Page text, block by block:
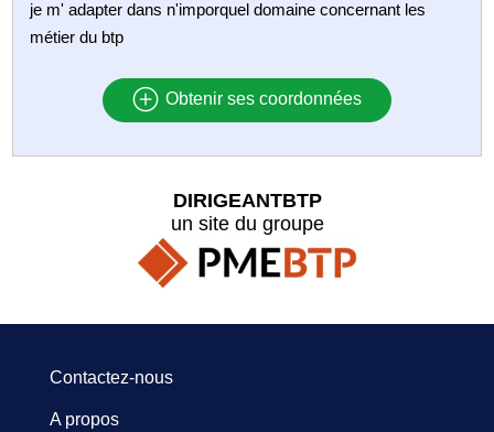
je m' adapter dans n'imporquel domaine concernant les
métier du btp
Obtenir ses coordonnées
DIRIGEANTBTP
un site du groupe
Contactez-nous
A propos